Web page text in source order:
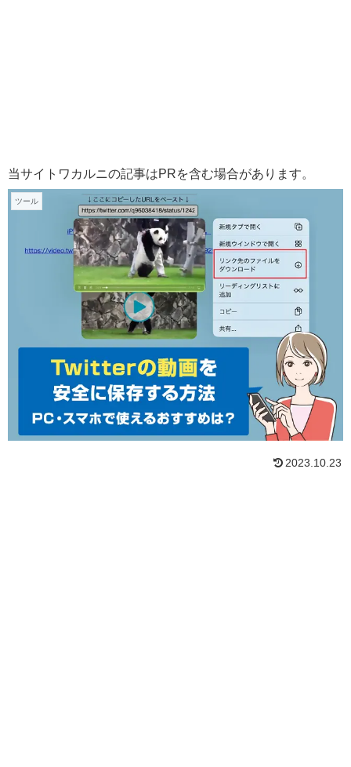
当サイトワカルニの記事はPRを含む場合があります。
ツール
2023.10.23